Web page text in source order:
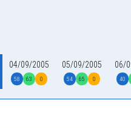
04/09/2005
58 63 0
05/09/2005
54 65 0
06/
40